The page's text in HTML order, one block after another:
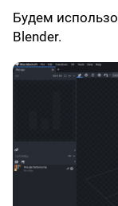
Будем
Blender.